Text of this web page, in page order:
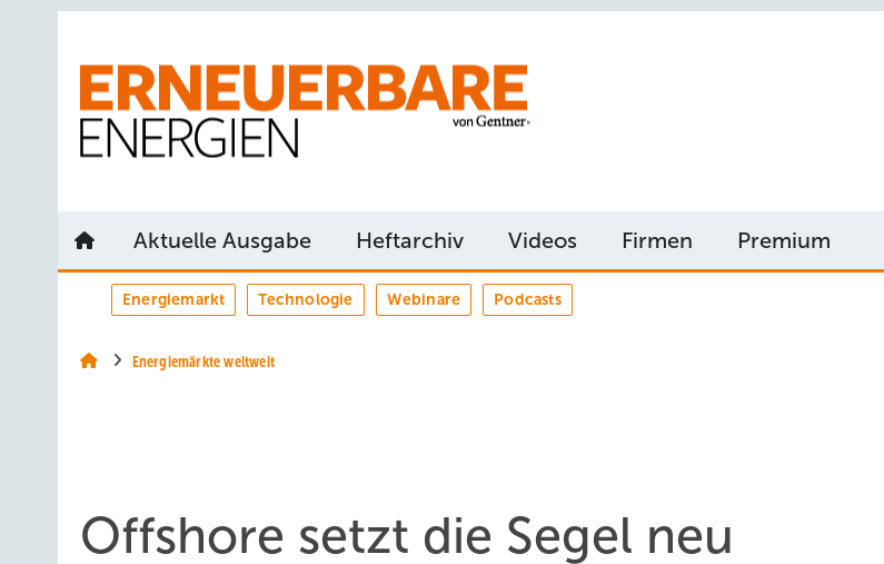
Aktuelle Ausgabe Heftarchiv Videos Firmen Premium
Energiemarkt Technologie Webinare Podcasts
Energiemärkte weltweit
Offshore setzt die Segel neu